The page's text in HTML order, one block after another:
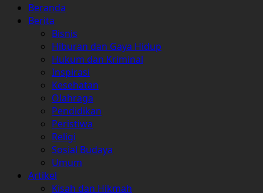
Primary
Menu
Beranda
Berita
Bisnis
Hiburan dan Gaya Hidup
Hukum dan Kriminal
Inspirasi
Kesehatan
Olahraga
Pendidikan
Peristiwa
Religi
Sosial Budaya
Umum
Artikel
Kisah dan Hikmah